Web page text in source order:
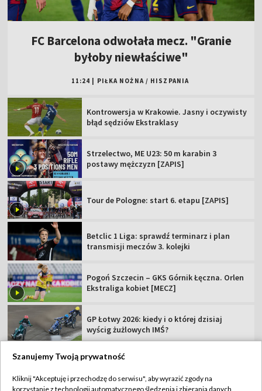
FC Barcelona odwołała mecz. "Granie
byłoby niewłaściwe"
11:24 PIŁKA NOŻNA / HISZPANIA
Kontrowersja w Krakowie. Jasny i oczywisty
błąd sędziów Ekstraklasy
Strzelectwo, ME U23: 50 m karabin 3
postawy mężczyzn [ZAPIS]
Tour de Pologne: start 6. etapu [ZAPIS]
Betclic 1 Liga: sprawdź terminarz i plan
transmisji meczów 3. kolejki
Pogoń Szczecin – GKS Górnik Łęczna. Orlen
Ekstraliga kobiet [MECZ]
GP Łotwy 2026: kiedy i o której dzisiaj
wyścig żużlowych IMŚ?
Szanujemy Twoją prywatność
Kliknij "Akceptuję i przechodzę do serwisu", aby wyrazić zgody na
korzystanie z technologii automatycznego śledzenia i zbierania danych,